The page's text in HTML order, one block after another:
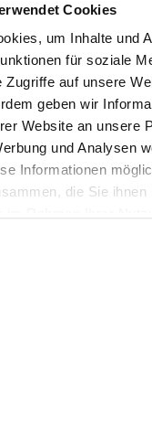
Cookies
um Inhalte und
für soziale
Zugriffe auf unsere
geben wir
Website an unsere
und Analysen
Informationen
die Sie ihnen
ONLINE-
FÜR
Online-Plattform
verbindet Marken,